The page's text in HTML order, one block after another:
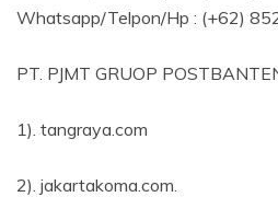
Whatsapp/Telpon/Hp : (+62)
PT. PJMT GRUOP
1). tangraya.com
2). jakartakoma.com.